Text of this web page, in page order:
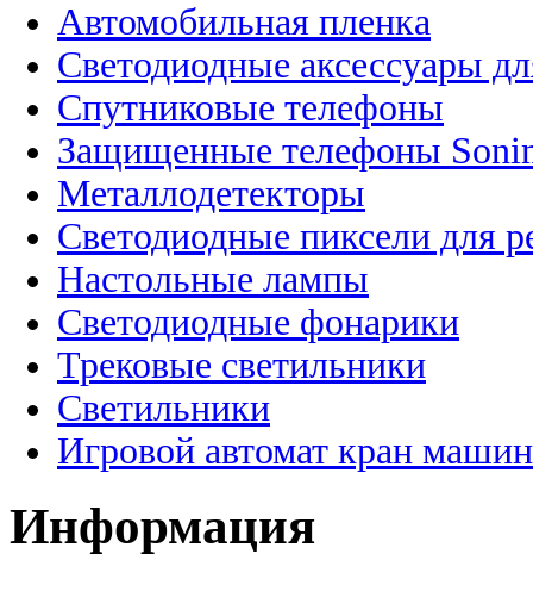
Автомобильная пленка
Светодиодные аксессуары
Спутниковые телефоны
Защищенные телефоны
Металлодетекторы
Светодиодные пиксели для
Настольные лампы
Светодиодные фонарики
Трековые светильники
Светильники
Игровой автомат кран
Информация